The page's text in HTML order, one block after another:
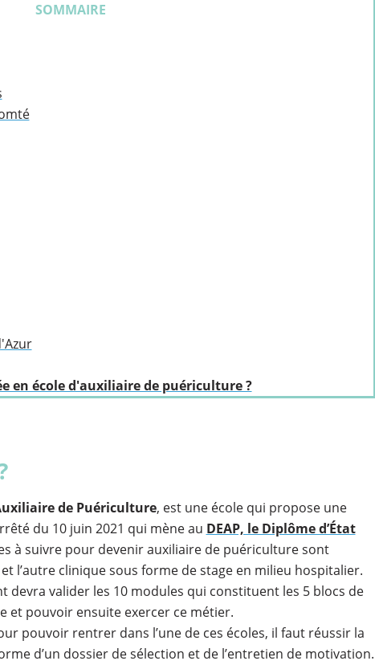
SOMMAIRE
en école d'auxiliaire de puériculture ?
de Puériculture, est une école qui propose une
du 10 juin 2021 qui mène au DEAP, le Diplôme d’État
à suivre pour devenir auxiliaire de puériculture sont
l’autre clinique sous forme de stage en milieu hospitalier.
devra valider les 10 modules qui constituent les 5 blocs de
et pouvoir ensuite exercer ce métier.
pouvoir rentrer dans l’une de ces écoles, il faut réussir la
d’un dossier de sélection et de l’entretien de motivation.